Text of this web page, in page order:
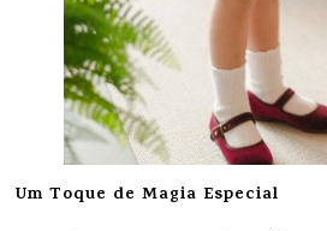
Um Toque de Magia Especial